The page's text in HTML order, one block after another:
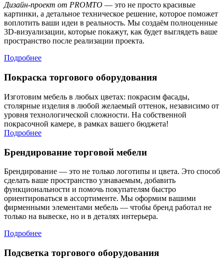
Дизайн-проект от PROMTO — это не просто красивые
картинки, а детальное техническое решение, которое поможет
воплотить ваши идеи в реальность. Мы создаём полноценные
3D-визуализации, которые покажут, как будет выглядеть ваше
пространство после реализации проекта.
Подробнее
Покраска торгового оборудования
Изготовим мебель в любых цветах: покрасим фасады,
столярные изделия в любой желаемый оттенок, независимо от
уровня технологической сложности. На собственной
покрасочной камере, в рамках вашего бюджета!
Подробнее
Брендирование торговой мебели
Брендирование — это не только логотипы и цвета. Это способ
сделать ваше пространство узнаваемым, добавить
функциональности и помочь покупателям быстро
ориентироваться в ассортименте. Мы оформим вашими
фирменными элементами мебель — чтобы бренд работал не
только на вывеске, но и в деталях интерьера.
Подробнее
Подсветка торгового оборудования